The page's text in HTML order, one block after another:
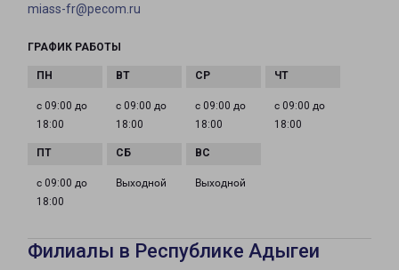
miass-fr@pecom.ru
ГРАФИК РАБОТЫ
с 09:00 до
18:00
с 09:00 до
18:00
с 09:00 до
18:00
с 09:00 до
18:00
с 09:00 до
18:00
Выходной Выходной
Филиалы в Республике Адыгеи